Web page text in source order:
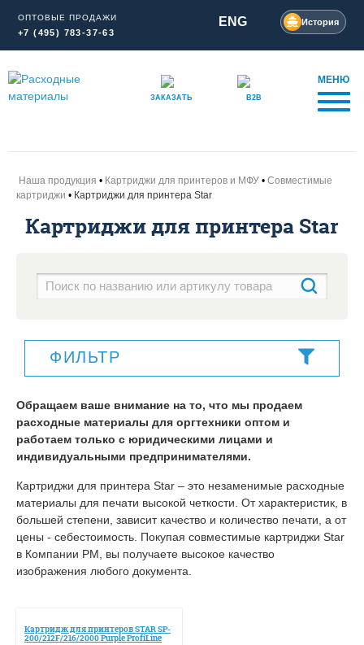
ОПТОВЫЕ ПРОДАЖИ
+7 (495) 783-37-63
ENG История
ЗАКАЗАТЬ B2B
МЕНЮ
Наша продукция Картриджи для принтеров и МФУ
Совместимые
картриджи
Картриджи для принтера Star
Картриджи для принтера Star
ФИЛЬТР
Обращаем ваше внимание на то, что мы продаем
расходные материалы для оргтехники оптом и
работаем только с юридическими лицами и
индивидуальными предпринимателями.
Картриджи для принтера Star – это незаменимые расходные
материалы для печати высокой четкости. От характеристик, в
большей степени, зависит качество и количество печати, а от
цены - себестоимость. Покупая совместимые картриджи Star
в Компании РМ, вы получаете высокое качество
изображения любого документа.
Картридж для принтеров STAR SP-
200/212F/216/2000 Purple ProfiLine